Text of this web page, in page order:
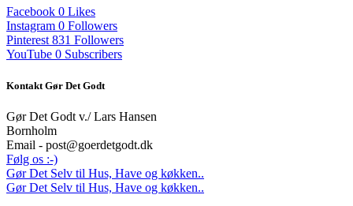
Facebook 0 Likes
Instagram 0 Followers
Pinterest 831 Followers
YouTube 0 Subscribers
Kontakt Gør Det Godt
Gør Det Godt v./ Lars Hansen
Bornholm
Email - post@goerdetgodt.dk
Følg os :-)
Gør Det Selv til Hus, Have og køkken..
Gør Det Selv til Hus, Have og køkken..